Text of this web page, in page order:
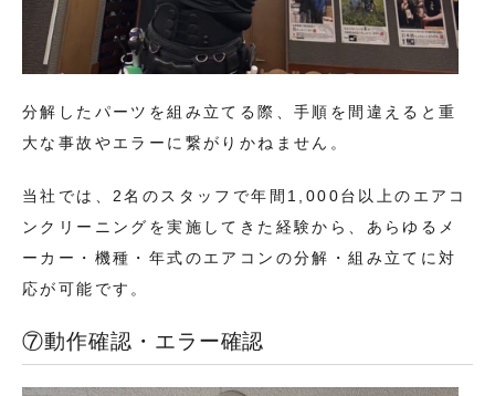
分解したパーツを組み立てる際、手順を間違えると重
大な事故やエラーに繋がりかねません。
当社では、2名のスタッフで年間1,000台以上のエアコ
ンクリーニングを実施してきた経験から、あらゆるメ
ーカー・機種・年式のエアコンの分解・組み立てに対
応が可能です。
⑦動作確認・エラー確認